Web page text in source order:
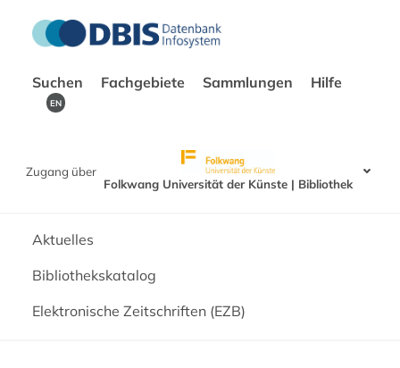
Suchen Fachgebiete Sammlungen Hilfe
EN
Zugang über
Folkwang Universität der Künste | Bibliothek
Aktuelles
Bibliothekskatalog
Elektronische Zeitschriften (EZB)